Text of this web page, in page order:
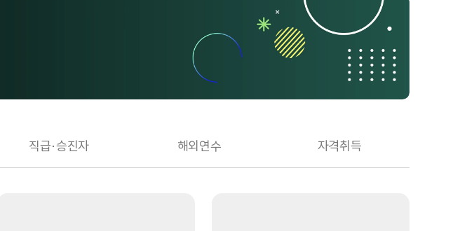
직급·승진자 해외연수 자격취득